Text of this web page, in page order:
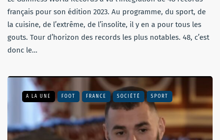
français pour son édition 2023. Au programme, du sport, de
la cuisine, de l’extrême, de l’insolite, il y en a pour tous les
gouts. Tour d’horizon des records les plus notables. 48, c’est
donc le…
A LA UNE FOOT FRANCE SOCIÉTÉ SPORT